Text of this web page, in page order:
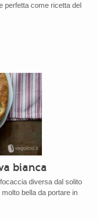
perfetta come ricetta del
bianca
diversa dal solito
bella da portare in